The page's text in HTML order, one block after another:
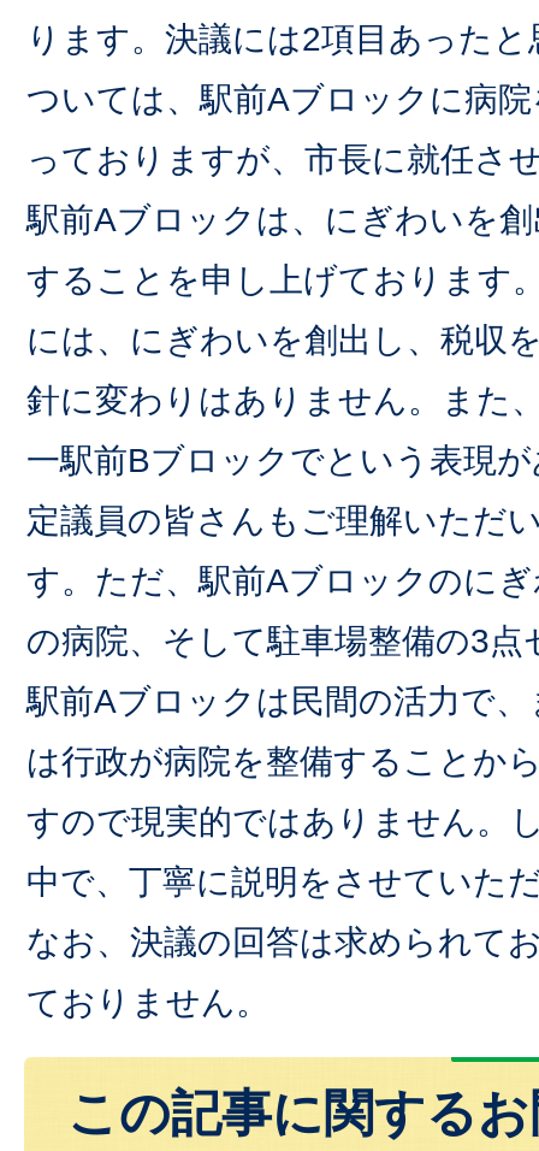
ります。決議には2項目あった
ついては、駅前Aブロックに病
っておりますが、市長に就任さ
駅前Aブロックは、にぎわいを
することを申し上げております
には、にぎわいを創出し、税収
針に変わりはありません。また
一駅前Bブロックでという表現
定議員の皆さんもご理解いただ
す。ただ、駅前Aブロックのに
の病院、そして駐車場整備の3
駅前Aブロックは民間の活力で
は行政が病院を整備することか
すので現実的ではありません。
中で、丁寧に説明をさせていた
なお、決議の回答は求められて
ておりません。
この記事に関する